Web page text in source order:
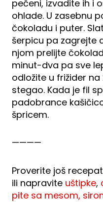
pečeni, izvadite ih i
ohlade. U zasebnu
čokoladu i puter.
šerpicu pa zagrejte
njom prelijte
minut-dva pa sve
odložite u frižider
stegao. Kada je fil
padobrance
špricem.
————
Proverite još
ili napravite uštipke,
pite sa mesom,